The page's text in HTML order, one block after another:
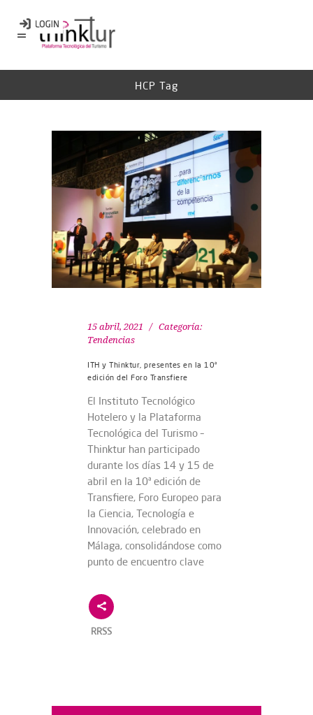
HCP Tag
15 abril, 2021
Categoría:
Tendencias
ITH y Thinktur, presentes en la 10ª
edición del Foro Transfiere
El Instituto Tecnológico
Hotelero y la Plataforma
Tecnológica del Turismo –
Thinktur han participado
durante los días 14 y 15 de
abril en la 10ª edición de
Transfiere, Foro Europeo para
la Ciencia, Tecnología e
Innovación, celebrado en
Málaga, consolidándose como
punto de encuentro clave
RRSS